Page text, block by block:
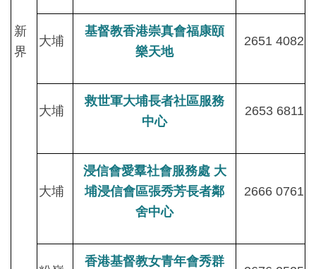
新
界
大埔
基督教香港崇真會福康頤
樂天地
2651 4082
大埔
救世軍大埔長者社區服務
中心
2653 6811
大埔
浸信會愛羣社會服務處 大
埔浸信會區張秀芳長者鄰
舍中心
2666 0761
香港基督教女青年會秀群